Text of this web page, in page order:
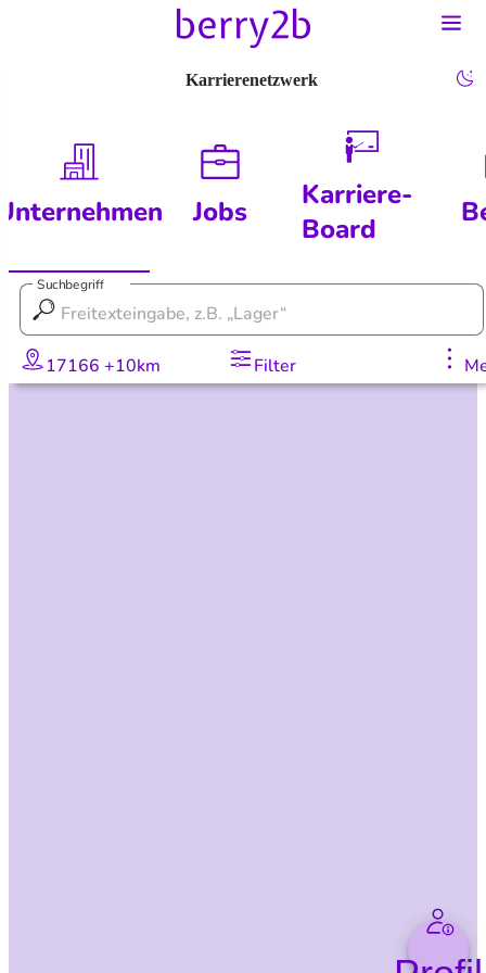
Karrierenetzwerk
Jobs
Karriere-
Board
Suchbegriff
17166 +10km Filter